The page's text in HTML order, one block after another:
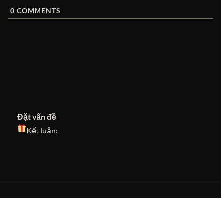
0 COMMENTS
Đặt vấn đề
Kết luận: